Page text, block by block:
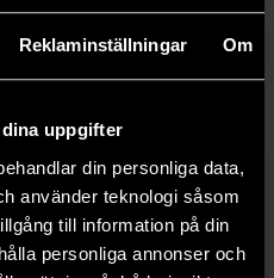
Reklaminställningar Om
uppgifter
din personliga data,
använder teknologi såsom
till information på din
personliga annonser och